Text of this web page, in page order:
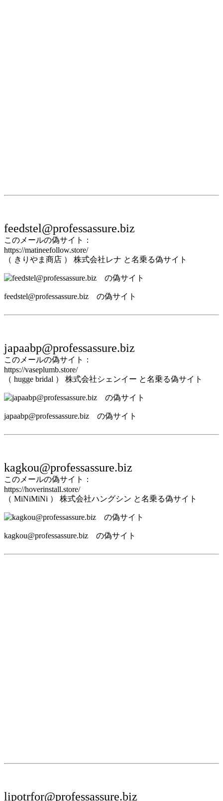
feedstel@professassure.biz
このメールの偽サイト：
https://matineefollow.store/
（ きりやま商店 ） 株式会社レナ と名乗る偽サイト
feedstel@professassure.biz の偽サイト
japaabp@professassure.biz
このメールの偽サイト：
https://vaseplumb.store/
（ hugge bridal ） 株式会社シェンイー と名乗る偽サイト
japaabp@professassure.biz の偽サイト
kagkou@professassure.biz
このメールの偽サイト：
https://hoverinstall.store/
（ MiNiMiNi ） 株式会社ハングシン と名乗る偽サイト
kagkou@professassure.biz の偽サイト
lipotrfor@professassure.biz